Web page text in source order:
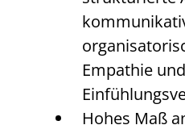
Empathie und
Hohes Maß